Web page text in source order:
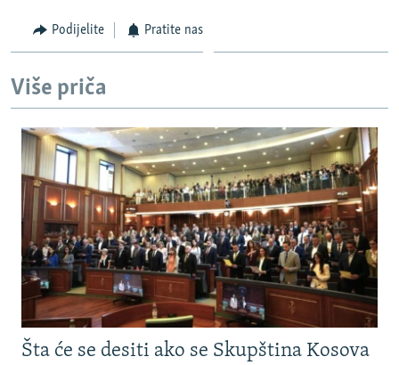
SVE KARTE DEJTONA
NASTANAK I RASPAD JUGOSLAVIJE
Podijelite Pratite nas
Više priča
Šta će se desiti ako se Skupština Kosova